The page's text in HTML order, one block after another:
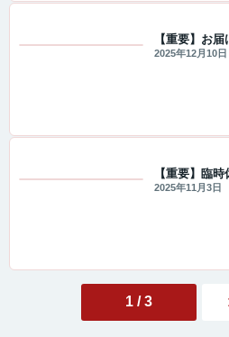
【重要】お
2025年12月10日
【重要】臨時
2025年11月3日
1 / 3